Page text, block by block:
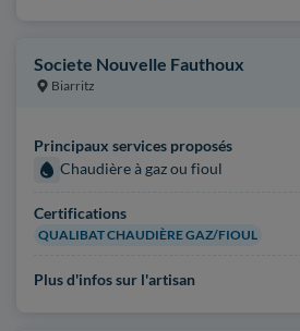
Societe Nouvelle Fauthoux
Biarritz
Principaux services proposés
Chaudière à gaz ou fioul
Certifications
QUALIBAT CHAUDIÈRE GAZ/FIOUL
Plus d'infos sur l'artisan